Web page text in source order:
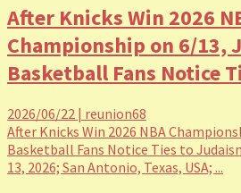
After Knicks Win 2026
Championship on 6/13,
Basketball Fans Notice
2026/06/22 | reunion68
After Knicks Win 2026 NBA
Basketball Fans Notice Ties to
13, 2026; San Antonio, Texas, USA; ...